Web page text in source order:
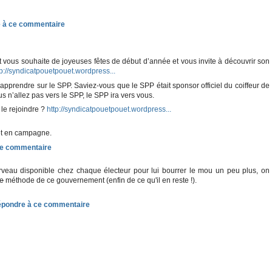
souhaite de joyeuses fêtes de début d’année et vous invite à découvrir son
syndicatpouetpouet.wordpress...
sur le SPP. Saviez-vous que le SPP était sponsor officiel du coiffeur de
n’allez pas vers le SPP, le SPP ira vers vous.
rejoindre ? http://syndicatpouetpouet.wordpress...
en campagne.
disponible chez chaque électeur pour lui bourrer le mou un peu plus, on
méthode de ce gouvernement (enfin de ce qu'il en reste !).